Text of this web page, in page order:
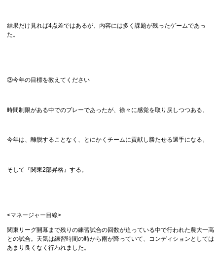
結果だけ見れば4点差ではあるが、内容には多く課題が残ったゲームであっ
た。
③今年の目標を教えてください
時間制限がある中でのプレーであったが、徐々に感覚を取り戻しつつある。
今年は、離脱することなく、とにかくチームに貢献し勝たせる選手になる。
そして『関東2部昇格』する。
<マネージャー目線>
関東リーグ開幕まで残りの練習試合の回数が迫っている中で行われた農大一高
との試合。天気は練習時間の時から雨が降っていて、コンディションとしては
あまり良くなく行われました。